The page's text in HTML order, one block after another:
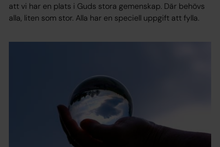
att vi har en plats i Guds stora gemenskap. Där behövs
alla, liten som stor. Alla har en speciell uppgift att fylla.